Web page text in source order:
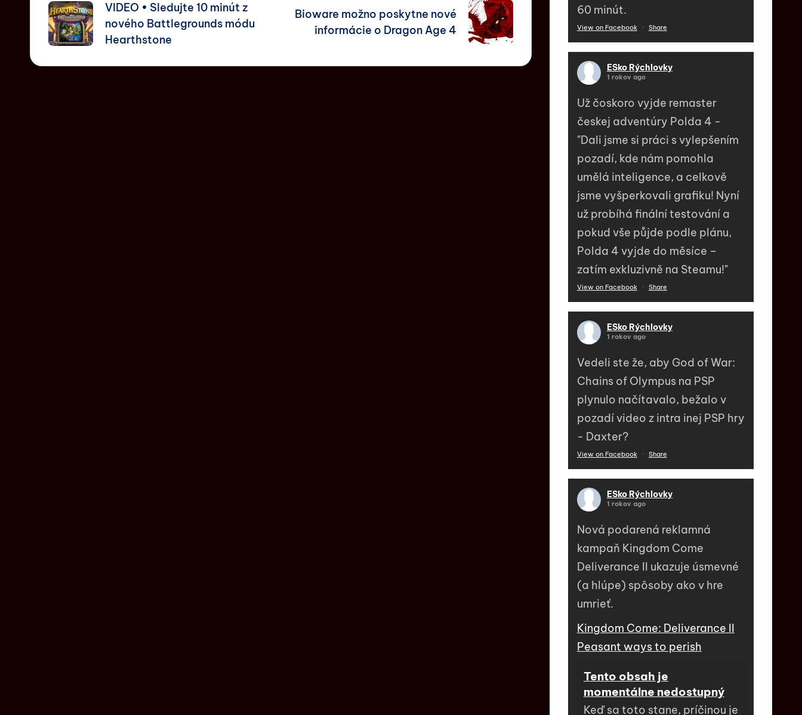
VIDEO • Sledujte 10 minút z
nového Battlegrounds módu
Hearthstone
Bioware možno poskytne nové
informácie o Dragon Age 4
60 minút.
View on Facebook · Share
ESko Rýchlovky
1 rokov ago
Už čoskoro vyjde remaster
českej adventúry Polda 4 -
"Dali jsme si práci s vylepšením
pozadí, kde nám pomohla
umělá inteligence, a celkově
jsme vyšperkovali grafiku! Nyní
už probíhá finální testování a
pokud vše půjde podle plánu,
Polda 4 vyjde do měsíce –
zatím exkluzivně na Steamu!"
View on Facebook · Share
ESko Rýchlovky
1 rokov ago
Vedeli ste že, aby God of War:
Chains of Olympus na PSP
plynulo načítavalo, bežalo v
pozadí video z intra inej PSP hry
- Daxter?
View on Facebook · Share
ESko Rýchlovky
1 rokov ago
Nová podarená reklamná
kampaň Kingdom Come
Deliverance II ukazuje úsmevné
(a hlúpe) spôsoby ako v hre
umrieť.
Kingdom Come: Deliverance II
Peasant ways to perish
Tento obsah je
momentálne nedostupný
Keď sa toto stane, príčinou je